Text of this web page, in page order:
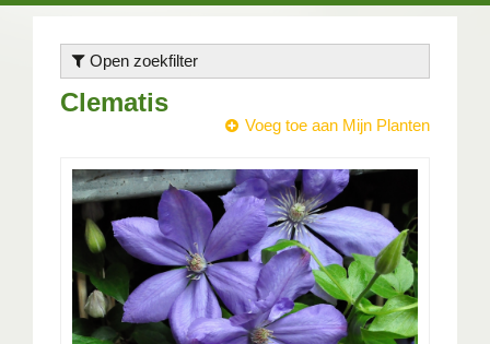
Open zoekfilter
Clematis
Voeg toe aan Mijn Planten